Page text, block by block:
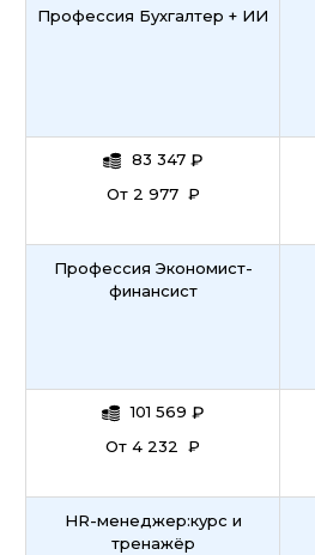
Профессия Бухгалтер + ИИ
83 347₽
От 2 977 ₽
Профессия Экономист-
финансист
101 569 ₽
От 4 232 ₽
HR-менеджер:курс и
тренажёр